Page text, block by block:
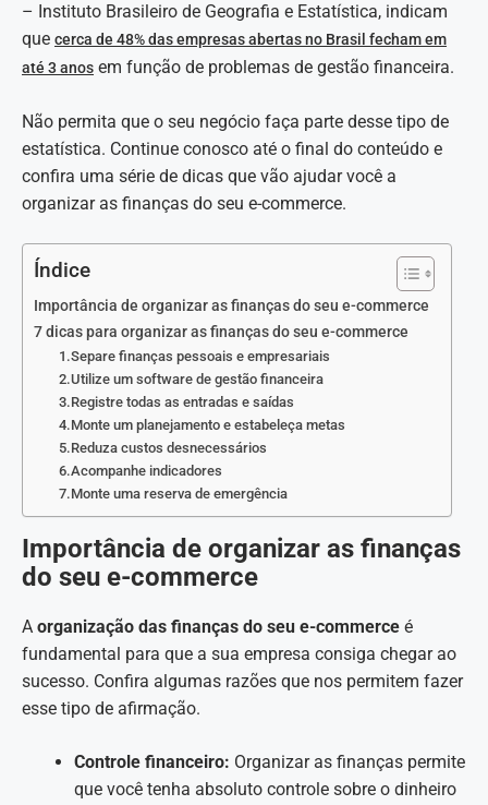
– Instituto Brasileiro de Geografia e Estatística, indicam
que cerca de 48% das empresas abertas no Brasil fecham em
até 3 anos em função de problemas de gestão financeira.
Não permita que o seu negócio faça parte desse tipo de
estatística. Continue conosco até o final do conteúdo e
confira uma série de dicas que vão ajudar você a
organizar as finanças do seu e-commerce.
Índice
Importância de organizar as finanças do seu e-commerce
7 dicas para organizar as finanças do seu e-commerce
1.Separe finanças pessoais e empresariais
2.Utilize um software de gestão financeira
3.Registre todas as entradas e saídas
4.Monte um planejamento e estabeleça metas
5.Reduza custos desnecessários
6.Acompanhe indicadores
7.Monte uma reserva de emergência
Importância de organizar as finanças
do seu e-commerce
A organização das finanças do seu e-commerce é
fundamental para que a sua empresa consiga chegar ao
sucesso. Confira algumas razões que nos permitem fazer
esse tipo de afirmação.
Controle financeiro: Organizar as finanças permite
que você tenha absoluto controle sobre o dinheiro